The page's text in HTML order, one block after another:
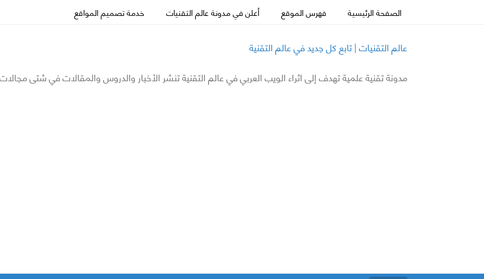
الصفحة الرئيسية فهرس الموقع أعلن في مدونة عالم التقنيات خدمة تصميم المواقع
عالم التقنيات | تابع كل جديد في عالم التقنية
مدونة تقنية علمية تهدف إلى اثراء الويب العربي في عالم التقنية تنشر الأخبار والدروس والمقالات في شتى